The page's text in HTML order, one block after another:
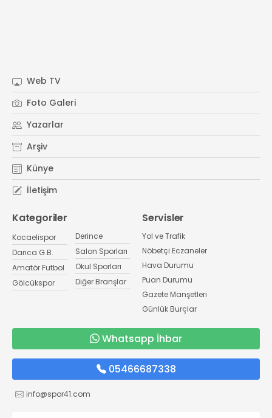
Web TV
Foto Galeri
Yazarlar
Arşiv
Künye
İletişim
Kategoriler
Kocaelispor
Darıca G.B.
Amatör Futbol
Gölcükspor
Derince
Salon Sporları
Okul Sporları
Diğer Branşlar
Servisler
Yol ve Trafik
Nöbetçi Eczaneler
Hava Durumu
Puan Durumu
Gazete Manşetleri
Günlük Burçlar
Whatsapp İhbar
05466687338
info@spor41.com